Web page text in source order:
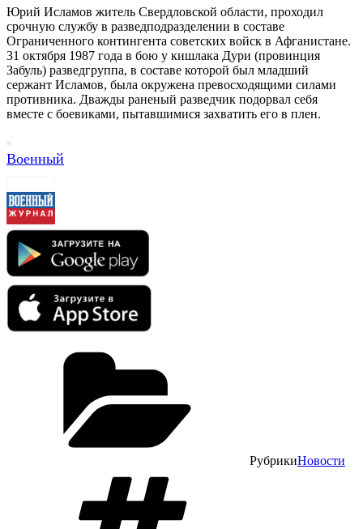
Юрий Исламов житель Свердловской области, проходил
срочную службу в разведподразделении в составе
Ограниченного контингента советских войск в Афганистане.
31 октября 1987 года в бою у кишлака Дури (провинция
Забуль) разведгруппа, в составе которой был младший
сержант Исламов, была окружена превосходящими силами
противника. Дважды раненый разведчик подорвал себя
вместе с боевиками, пытавшимися захватить его в плен.
Военный
РубрикиНовости